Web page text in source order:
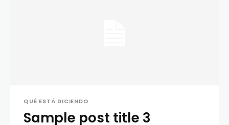
QUÉ ESTÁ DICIENDO
Sample post title 3